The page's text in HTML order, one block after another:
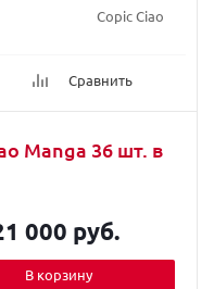
Copic Ciao
Сравнить
Manga 36 шт. в
000 руб.
В корзину